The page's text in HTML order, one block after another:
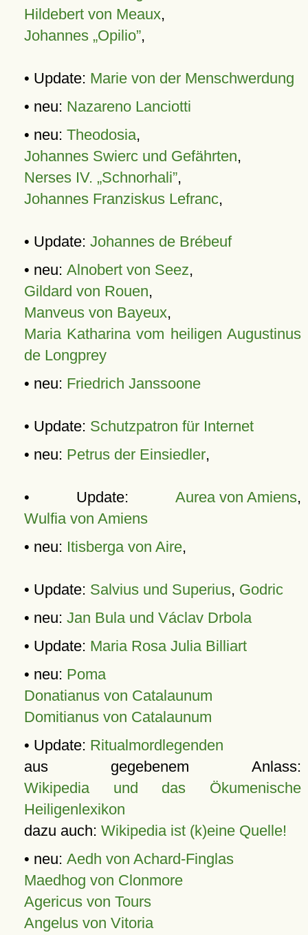
Hildebert von Meaux,
Johannes „Opilio”,
• Update: Marie von der Menschwerdung
• neu: Nazareno Lanciotti
• neu: Theodosia,
Johannes Swierc und Gefährten,
Nerses IV. „Schnorhali”,
Johannes Franziskus Lefranc,
• Update: Johannes de Brébeuf
• neu: Alnobert von Seez,
Gildard von Rouen,
Manveus von Bayeux,
Maria Katharina vom heiligen Augustinus
de Longprey
• neu: Friedrich Janssoone
• Update: Schutzpatron für Internet
• neu: Petrus der Einsiedler,
• Update: Aurea von Amiens,
Wulfia von Amiens
• neu: Itisberga von Aire,
• Update: Salvius und Superius, Godric
• neu: Jan Bula und Václav Drbola
• Update: Maria Rosa Julia Billiart
• neu: Poma
Donatianus von Catalaunum
Domitianus von Catalaunum
• Update: Ritualmordlegenden
aus gegebenem Anlass:
Wikipedia und das Ökumenische
Heiligenlexikon
dazu auch: Wikipedia ist (k)eine Quelle!
• neu: Aedh von Achard-Finglas
Maedhog von Clonmore
Agericus von Tours
Angelus von Vitoria